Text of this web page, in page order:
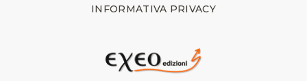
INFORMATIVA PRIVACY